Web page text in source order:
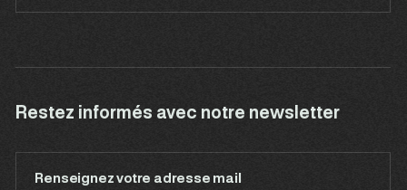
Restez informés avec notre newsletter
Renseignez votre adresse mail